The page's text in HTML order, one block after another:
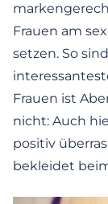
Frauen am
setzen. So
Frauen ist
nicht: Auch
positiv
bekleidet